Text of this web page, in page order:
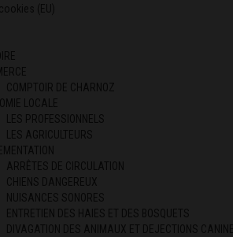
(EU)
COMPTOIR DE CHARNOZ
LOCALE
LES PROFESSIONNELS
LES AGRICULTEURS
ARRÊTES DE CIRCULATION
CHIENS DANGEREUX
NUISANCES SONORES
ENTRETIEN DES HAIES ET DES BOSQUETS
DIVAGATION DES ANIMAUX ET DEJECTIONS